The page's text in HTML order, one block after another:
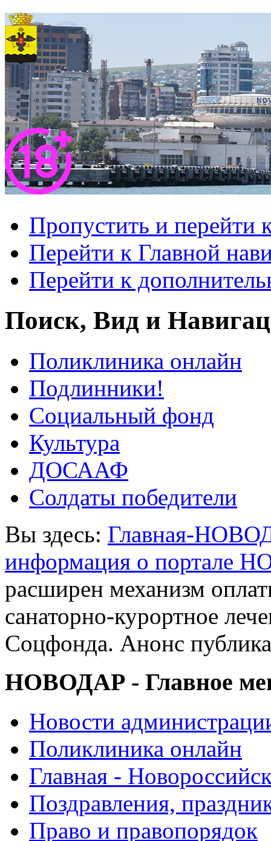
Пропустить и перейти
Перейти к Главной
Перейти к
Поиск, Вид и
Поликлиника онлайн
Подлинники!
Социальный фонд
Культура
ДОСААФ
Солдаты победители
Вы здесь: Главная-
информация о портале
расширен механизм
санаторно-курортное
Соцфонда. Анонс
НОВОДАР - Главное
Новости
Поликлиника онлайн
Главная -
Поздравления,
Право и правопорядок